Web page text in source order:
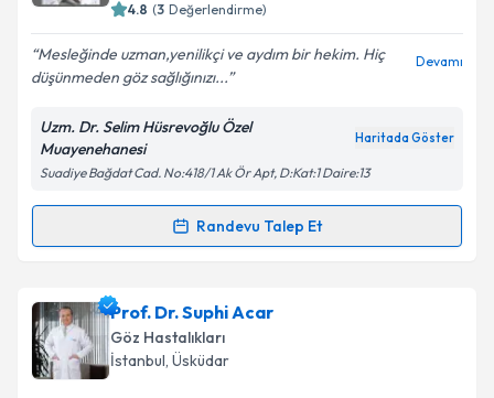
Kişisel verilerimin işlenmesine ilişkin
Aydınlatma
Metni'ni okudum ve kişisel verilerimin belirtilen
kapsamda işlenmesini kabul ediyorum.
Takvim Talebini Gönder
4.8 (3 Değerlendirme)
Mesleğinde uzman,yenilikçi ve aydım bir hekim. Hiç
düşünmeden göz sağlığınızı...
Devamı
Uzm. Dr. Selim Hüsrevoğlu Özel
Muayenehanesi
Haritada Göster
Suadiye Bağdat Cad. No:418/1 Ak Ör Apt, D:Kat:1 Daire:13
Randevu Talep Et
Randevu Takvimi Talebi
Op. Dr. Selim Hüsrevoğluiçin randevu takvimi talebi
oluşturun. Size bu uzmandan randevu almanız için bir
takvim hazırlandığında e-posta ile bilgilendireceğiz.
Prof. Dr. Suphi Acar
Göz Hastalıkları
İstanbul, Üsküdar